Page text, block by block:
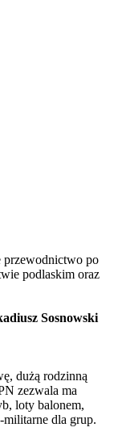
przewodnictwo po
podlaskim oraz
Sosnowski
dużą rodzinną
zezwala ma
loty balonem,
dla grup.